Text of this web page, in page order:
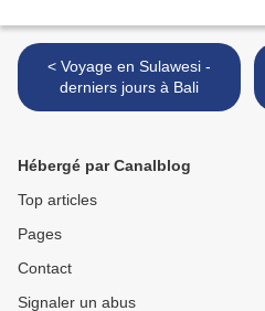
< Voyage en Sulawesi -
derniers jours à Bali
Hébergé par Canalblog
Top articles
Pages
Contact
Signaler un abus